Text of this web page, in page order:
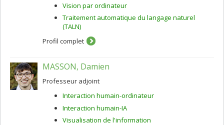
Vision par ordinateur
Traitement automatique du langage naturel
(TALN)
Profil complet
MASSON, Damien
Professeur adjoint
Interaction humain-ordinateur
Interaction humain-IA
Visualisation de l'information